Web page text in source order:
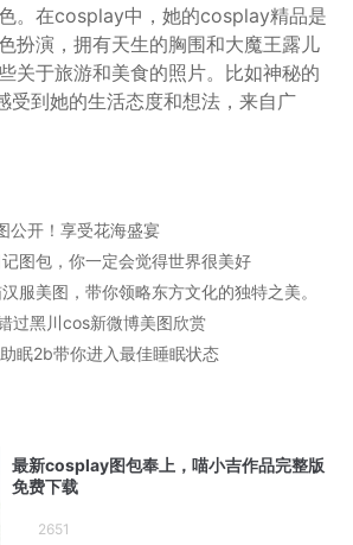
。在cosplay中，她的cosplay精品是
扮演，拥有天生的胸围和大魔王露儿
关于旅游和美食的照片。比如神秘的
受到她的生活态度和想法，来自广
公开！享受花海盛宴
图包，你一定会觉得世界很美好
服美图，带你领略东方文化的独特之美。
过黑川cos新微博美图欣赏
眠2b带你进入最佳睡眠状态
最新cosplay图包奉上，喵小吉作品完整版
免费下载
2651